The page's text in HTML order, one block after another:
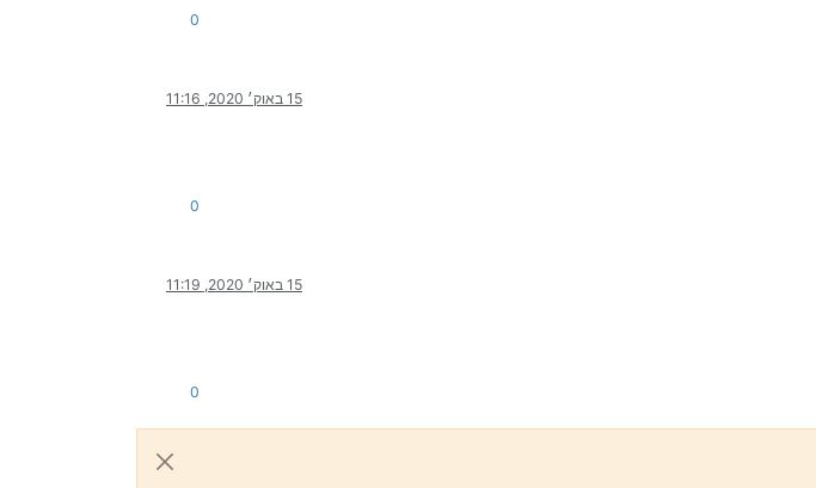
0
15 באוק׳ 2020, 11:16
0
15 באוק׳ 2020, 11:19
0